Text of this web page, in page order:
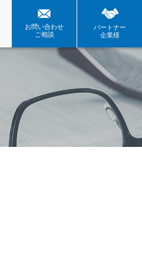
お問い合わせ
ご相談
パートナー
企業様